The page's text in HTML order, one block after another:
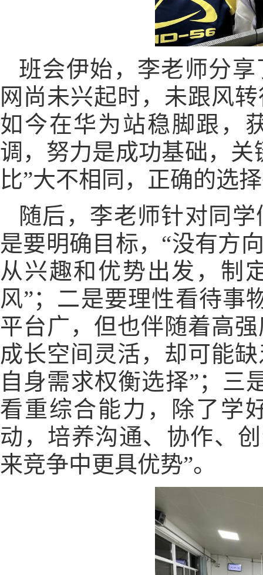
班会伊始，李老师分享
网 尚未兴起时，未跟风
如今在华为站稳脚跟，
调，努力是成功基础，
比”大不相同 ， 正确的选
随后，李老师针对同
是要明确目标， “没有方
从兴趣和优势出发，制
风”；二是要理性看待事
平台广，但也伴随着高
成长空间灵活，却可能
自身需求权衡选择”；三
看重综合能力，除了学
动，培养沟通、协作、
来竞争中更具优势”。